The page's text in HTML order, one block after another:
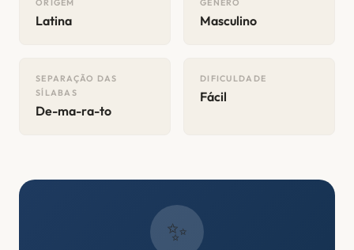
Latina Masculino
SEPARAÇÃO DAS
SÍLABAS
De-ma-ra-to
DIFICULDADE
Fácil
✨